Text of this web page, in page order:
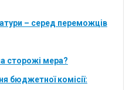
– серед переможців
сторожі мера?
бюджетної комісії: